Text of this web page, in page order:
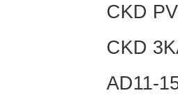
CKD
CKD
AD11-